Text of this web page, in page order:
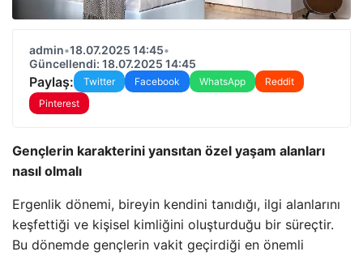
admin•18.07.2025 14:45•
Güncellendi: 18.07.2025 14:45
Paylaş: Twitter Facebook WhatsApp
Reddit
Pinterest
Gençlerin karakterini yansıtan özel yaşam alanları
nasıl olmalı
Ergenlik dönemi, bireyin kendini tanıdığı, ilgi alanlarını
keşfettiği ve kişisel kimliğini oluşturduğu bir süreçtir.
Bu dönemde gençlerin vakit geçirdiği en önemli